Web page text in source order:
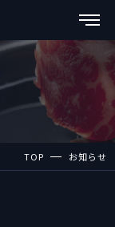
TOP お知らせ